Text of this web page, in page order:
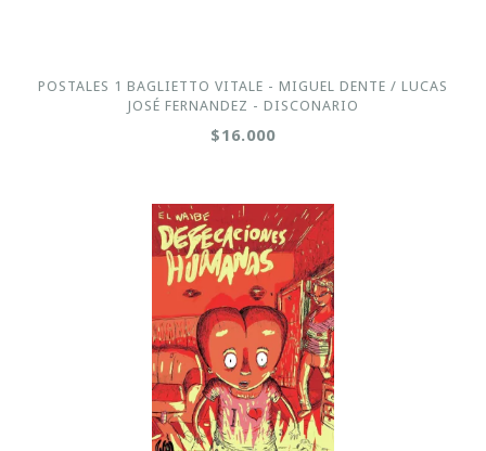
POSTALES 1 BAGLIETTO VITALE - MIGUEL DENTE / LUCAS
JOSÉ FERNANDEZ - DISCONARIO
$16.000